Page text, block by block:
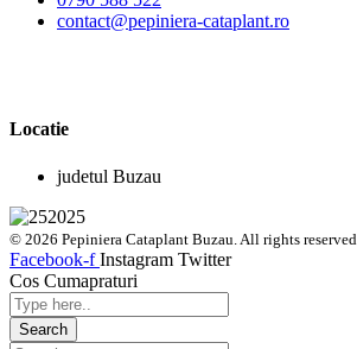
contact@pepiniera-cataplant.ro
Locatie
judetul Buzau
© 2026 Pepiniera Cataplant Buzau. All rights reserved.
Facebook-f Instagram Twitter
Cos Cumapraturi